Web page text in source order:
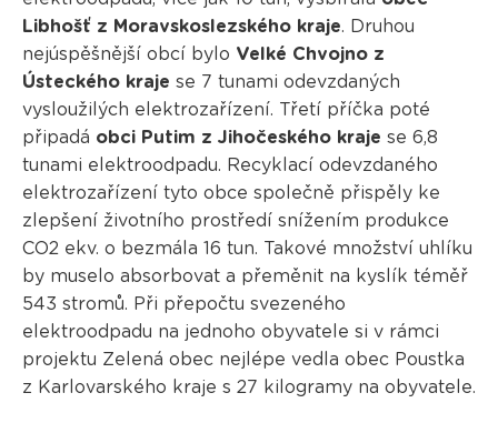
Libhošť z Moravskoslezského kraje. Druhou
nejúspěšnější obcí bylo Velké Chvojno z
Ústeckého kraje se 7 tunami odevzdaných
vysloužilých elektrozařízení. Třetí příčka poté
připadá obci Putim z Jihočeského kraje se 6,8
tunami elektroodpadu. Recyklací odevzdaného
elektrozařízení tyto obce společně přispěly ke
zlepšení životního prostředí snížením produkce
CO2 ekv. o bezmála 16 tun. Takové množství uhlíku
by muselo absorbovat a přeměnit na kyslík téměř
543 stromů. Při přepočtu svezeného
elektroodpadu na jednoho obyvatele si v rámci
projektu Zelená obec nejlépe vedla obec Poustka
z Karlovarského kraje s 27 kilogramy na obyvatele.